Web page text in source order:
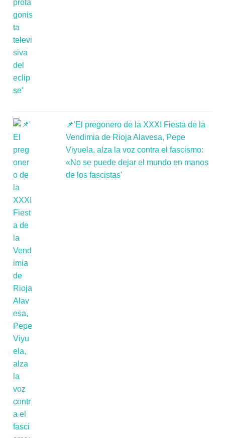
📌'El pregonero de la XXXI Fiesta de la
Vendimia de Rioja Alavesa, Pepe
Viyuela, alza la voz contra el fascismo:
«No se puede dejar el mundo en manos
de los fascistas'